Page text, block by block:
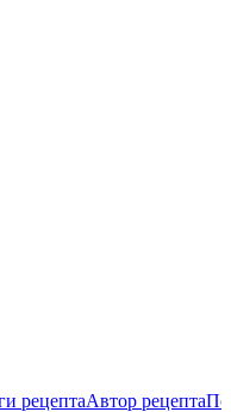
рецептаАвтор рецепта